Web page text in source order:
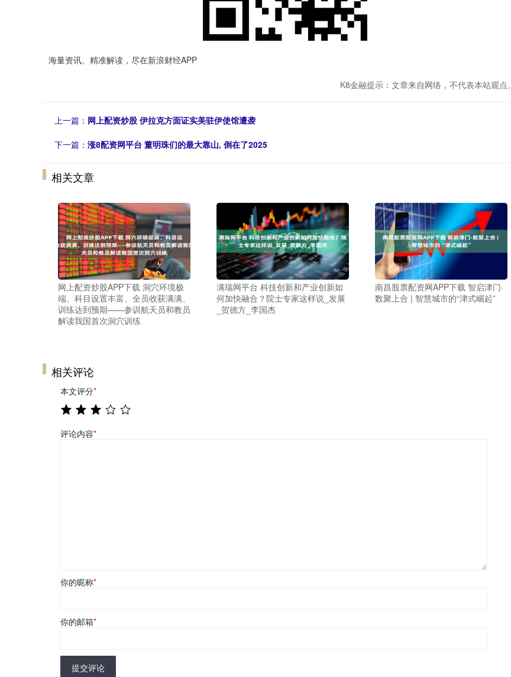
海量资讯、精准解读，尽在新浪财经APP
K8金融提示：文章来自网络，不代表本站观点。
上一篇： 网上配资炒股 伊拉克方面证实美驻伊使馆遭袭
下一篇： 涨8配资网平台 董明珠们的最大靠山, 倒在了2025
相关文章
网上配资炒股APP下载 洞穴环境极
端、科目设置丰富、全员收获满满、
训练达到预期——参训航天员和教员
解读我国首次洞穴训练
满瑞网平台 科技创新和产业创新如
何加快融合？院士专家这样说_发展
_贺德方_李国杰
南昌股票配资网APP下载 智启津门·
数聚上合 | 智慧城市的“津式崛起”
相关评论
本文评分*
评论内容*
你的昵称*
你的邮箱*
提交评论